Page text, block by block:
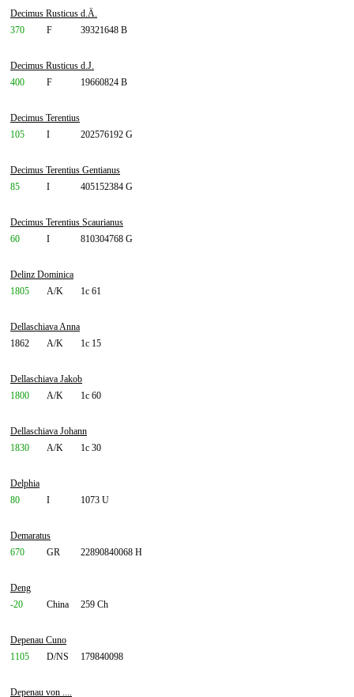
Decimus Rusticus d.Ä.
370
F 39321648 B
Decimus Rusticus d.J.
400
F 19660824 B
Decimus Terentius
105
I 202576192 G
Decimus Terentius Gentianus
85
I 405152384 G
Decimus Terentius Scaurianus
60
I 810304768 G
Delinz Dominica
1805
A/K 1c 61
Dellaschiava Anna
1862
A/K 1c 15
Dellaschiava Jakob
1800
A/K 1c 60
Dellaschiava Johann
1830
A/K 1c 30
Delphia
80
I 1073 U
Demaratus
670
GR 22890840068 H
Deng
-20
China 259 Ch
Depenau Cuno
1105
D/NS 179840098
Depenau von ....